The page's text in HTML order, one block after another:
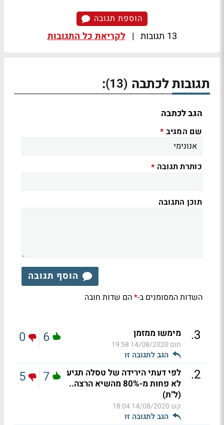
הוספת תגובה
13 תגובות | לקריאת כל התגובות
תגובות לכתבה (13)
:
הגב לכתבה
שם המגיב *
כותרת תגובה *
תוכן התגובה
הוסף תגובה
השדות המסומנים ב-*הם שדות חובה
3
. מימשו ממזמן
תום 14/08/2020 19:58
הגב לתגובה זו
6
0
2
.
לפי דעתי הירידה של טסלה תגיע
לא פחות מ-80% מהשיא הרצה..
(ל"ת)
קש 14/08/2020 18:04
הגב לתגובה זו
7
5